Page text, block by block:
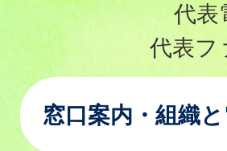
代表
代表フ
窓口案内・組織